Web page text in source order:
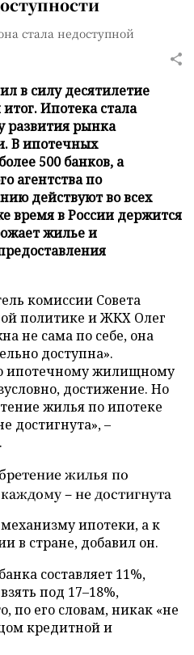
стала недоступной
в силу десятилетие
Ипотека стала
развития рынка
В ипотечных
500 банков, а
агентства по
действуют во всех
время в России держится
жилье и
комиссии Совета
политике и ЖКХ Олег
не сама по себе, она
доступна».
ипотечному жилищному
достижение. Но
жилья по ипотеке
достигнута», –
жилья по
– не достигнута
ипотеки, а к
в стране, добавил он.
составляет 11%,
под 17–18%,
по его словам, никак «не
кредитной и